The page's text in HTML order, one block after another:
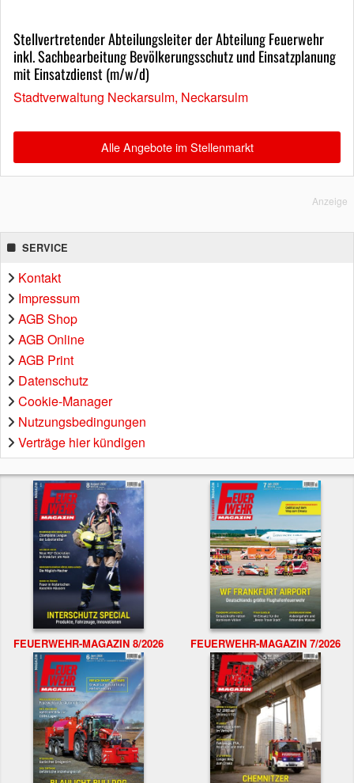
Stellvertretender Abteilungsleiter der Abteilung Feuerwehr
inkl. Sachbearbeitung Bevölkerungsschutz und Einsatzplanung
mit Einsatzdienst (m/w/d)
Stadtverwaltung Neckarsulm, Neckarsulm
Alle Angebote im Stellenmarkt
Anzeige
SERVICE
Kontakt
Impressum
AGB Shop
AGB Online
AGB Print
Datenschutz
Cookie-Manager
Nutzungsbedingungen
Verträge hier kündigen
FEUERWEHR-MAGAZIN 8/2026 FEUERWEHR-MAGAZIN 7/2026